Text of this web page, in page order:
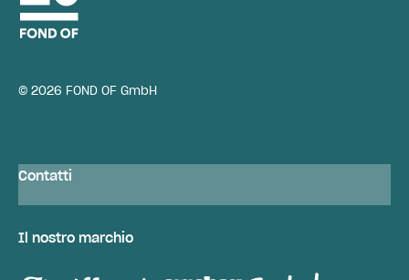
© 2026 FOND OF GmbH
Contatti
Il nostro marchio